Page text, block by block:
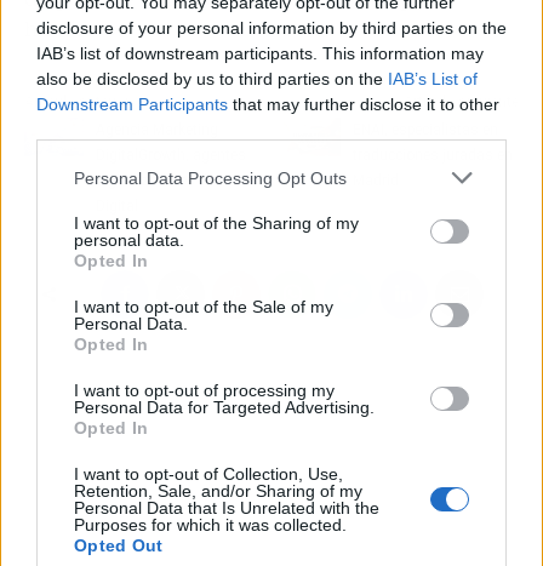
disclosure of your personal information by third parties on the
IAB’s list of downstream participants. This information may
also be disclosed by us to third parties on the IAB’s List of
Downstream Participants that may further disclose it to other
Personal Data Processing Opt Outs
I want to opt-out of the Sharing of my
personal data.
Opted In
I want to opt-out of the Sale of my
Personal Data.
Opted In
I want to opt-out of processing my
Personal Data for Targeted Advertising.
Opted In
I want to opt-out of Collection, Use,
Retention, Sale, and/or Sharing of my
Personal Data that Is Unrelated with the
Purposes for which it was collected.
Opted Out
hombres.
Artículo anterior
digitalizadores de Kit
Artículo siguiente